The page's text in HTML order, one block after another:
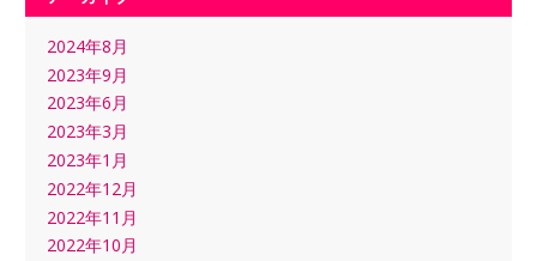
2024年8月
2023年9月
2023年6月
2023年3月
2023年1月
2022年12月
2022年11月
2022年10月